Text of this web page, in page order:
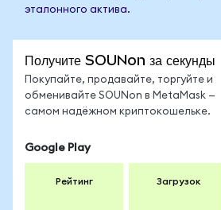
эталонного актива.
Получите SOUNon за секунды
Покупайте, продавайте, торгуйте и
обменивайте SOUNon в MetaMask —
самом надёжном криптокошельке.
Google Play
Рейтинг Загрузок